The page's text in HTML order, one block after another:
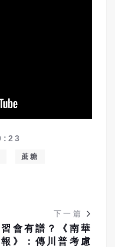
蔗糖
下一篇
習會有譜？《南華
》：傳川普考慮